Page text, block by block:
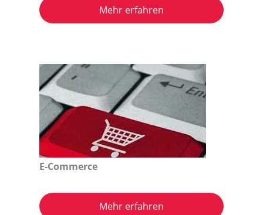
Mehr erfahren
E-Commerce
Mehr erfahren